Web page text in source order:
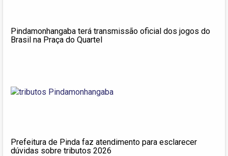
Pindamonhangaba terá transmissão oficial dos jogos do
Brasil na Praça do Quartel
Prefeitura de Pinda faz atendimento para esclarecer
dúvidas sobre tributos 2026